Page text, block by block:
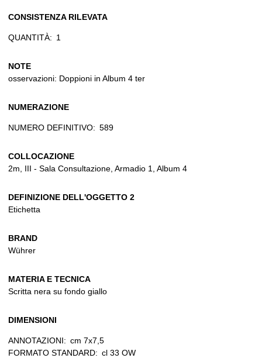
CONSISTENZA RILEVATA
QUANTITÀ: 1
NOTE
osservazioni: Doppioni in Album 4 ter
NUMERAZIONE
NUMERO DEFINITIVO: 589
COLLOCAZIONE
2m, III - Sala Consultazione, Armadio 1, Album 4
DEFINIZIONE DELL'OGGETTO 2
Etichetta
BRAND
Wührer
MATERIA E TECNICA
Scritta nera su fondo giallo
DIMENSIONI
ANNOTAZIONI: cm 7x7,5
FORMATO STANDARD: cl 33 OW